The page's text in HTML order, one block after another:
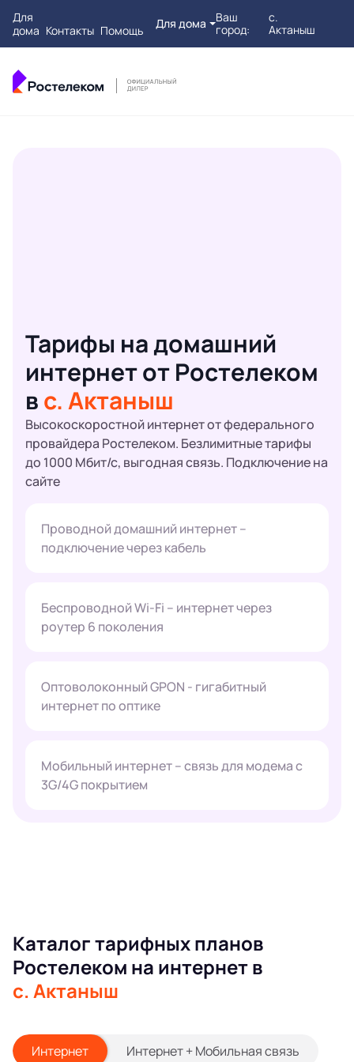
Для
дома Контакты Помощь Для дома
Ваш
город:
с.
Актаныш
Тарифы на домашний
интернет от Ростелеком
вс. Актаныш
Высокоскоростной интернет от федерального
провайдера Ростелеком. Безлимитные тарифы
до 1000 Мбит/с, выгодная связь. Подключение на
сайте
Проводной домашний интернет –
подключение через кабель
Беспроводной Wi-Fi – интернет через
роутер 6 поколения
Оптоволоконный GPON - гигабитный
интернет по оптике
Мобильный интернет – связь для модема с
3G/4G покрытием
Каталог тарифных планов
Ростелеком на интернет в
с. Актаныш
Интернет Интернет + Мобильная связь